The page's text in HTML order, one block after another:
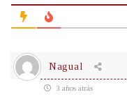
Nagual
3 años atrás